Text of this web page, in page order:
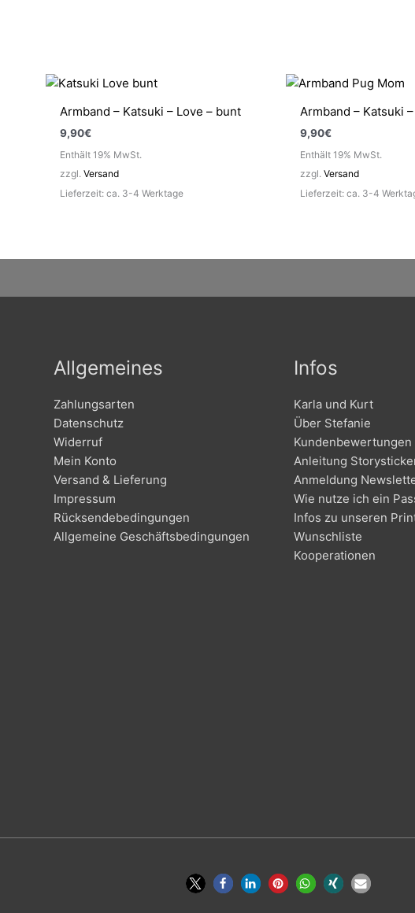
Armband – Katsuki – Love – bunt
9,90€
Enthält 19% MwSt.
zzgl. Versand
Lieferzeit: ca. 3-4 Werktage
Armband – Katsuki
9,90€
Enthält 19% MwSt.
zzgl. Versand
Lieferzeit: ca. 3-4
Allgemeines
Zahlungsarten
Datenschutz
Widerruf
Mein Konto
Versand & Lieferung
Impressum
Rücksendebedingungen
Allgemeine Geschäftsbedingungen
Infos
Karla und Kurt
Über Stefanie
Kundenbewertungen
Anleitung
Anmeldung
Wie nutze ich ein
Infos zu unseren
Wunschliste
Kooperationen